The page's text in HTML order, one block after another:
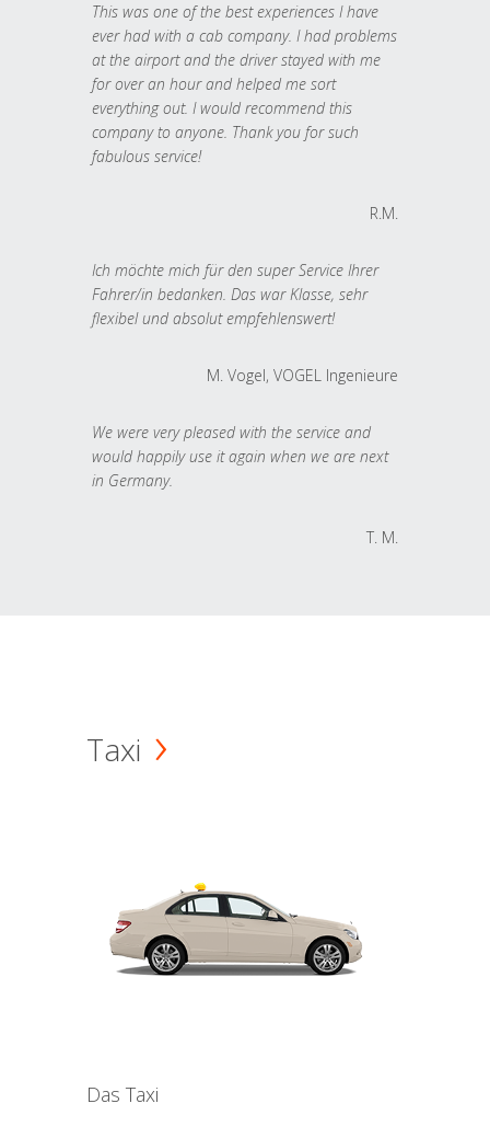
This was one of the best experiences I have
ever had with a cab company. I had problems
at the airport and the driver stayed with me
for over an hour and helped me sort
everything out. I would recommend this
company to anyone. Thank you for such
fabulous service!
R.M.
Ich möchte mich für den super Service Ihrer
Fahrer/in bedanken. Das war Klasse, sehr
flexibel und absolut empfehlenswert!
M. Vogel, VOGEL Ingenieure
We were very pleased with the service and
would happily use it again when we are next
in Germany.
T. M.
Taxi
Das Taxi